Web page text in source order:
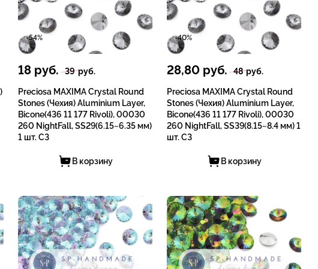
-54%
18 руб. 39руб.
Preciosa MAXIMA Crystal Round
Stones (Чехия) Aluminium Layer,
Bicone(436 11 177 Rivoli), 00030
260 NightFall, SS29(6.15~6.35 мм)
1 шт. СЗ
В корзину
-40%
28,80 руб. 48руб.
Preciosa MAXIMA Crystal Round
Stones (Чехия) Aluminium Layer,
Bicone(436 11 177 Rivoli), 00030
260 NightFall, SS39(8.15~8.4 мм) 1
шт. СЗ
В корзину